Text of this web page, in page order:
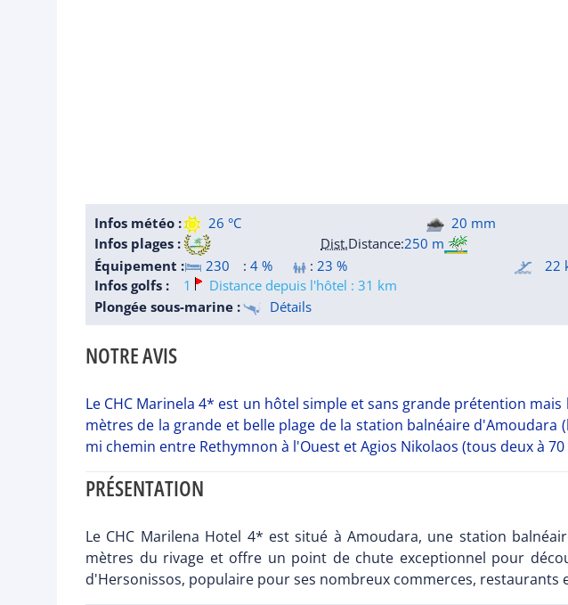
Infos météo : 26 °C 20 mm
Infos plages :
Dist.Distance:250 m
Équipement :
230 : 4 % : 23 %
22
Infos golfs :
1
Distance depuis l'hôtel : 31 km
Plongée sous-marine :
Détails
NOTRE AVIS
Le CHC Marinela 4* est un hôtel simple et sans grande prétention
mètres de la grande et belle plage de la station balnéaire
mi chemin entre Rethymnon à l'Ouest et Agios Nikolaos (tous deux à
PRÉSENTATION
Le CHC Marilena Hotel 4* est situé à Amoudara, une station
mètres du rivage et offre un point de chute exceptionnel pour
d'Hersonissos, populaire pour ses nombreux commerces,